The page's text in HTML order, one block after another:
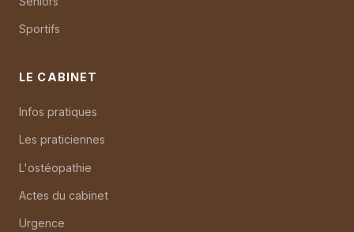
Sportifs
LE CABINET
Infos pratiques
Les praticiennes
L'ostéopathie
Actes du cabinet
Urgence